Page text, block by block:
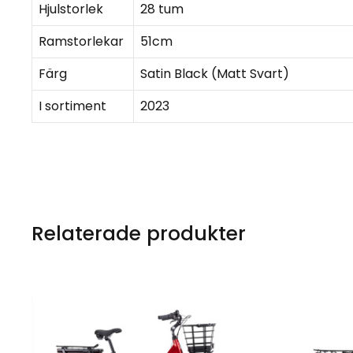
Hjulstorlek
28 tum
Ramstorlekar
51cm
Färg
Satin Black (Matt Svart)
I sortiment
2023
Relaterade produkter